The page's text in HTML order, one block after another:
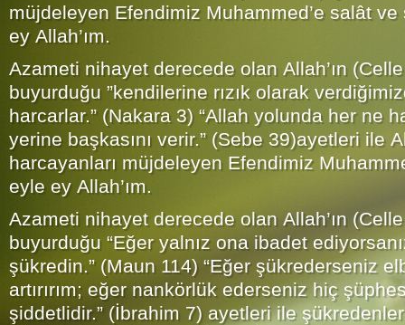
müjdeleyen Efendimiz Muhammed’e salât
ey Allah’ım.
Azameti nihayet derecede olan Allah’ın
buyurduğu ”kendilerine rızık olarak
harcarlar.” (Nakara 3) “Allah yolunda her ne
yerine başkasını verir.” (Sebe 39)ayetleri ile
harcayanları müjdeleyen Efendimiz
eyle ey Allah’ım.
Azameti nihayet derecede olan Allah’ın
buyurduğu “Eğer yalnız ona ibadet
şükredin.” (Maun 114) “Eğer şükrederseniz
artırırım; eğer nankörlük ederseniz hiç
şiddetlidir.” (İbrahim 7) ayetleri ile